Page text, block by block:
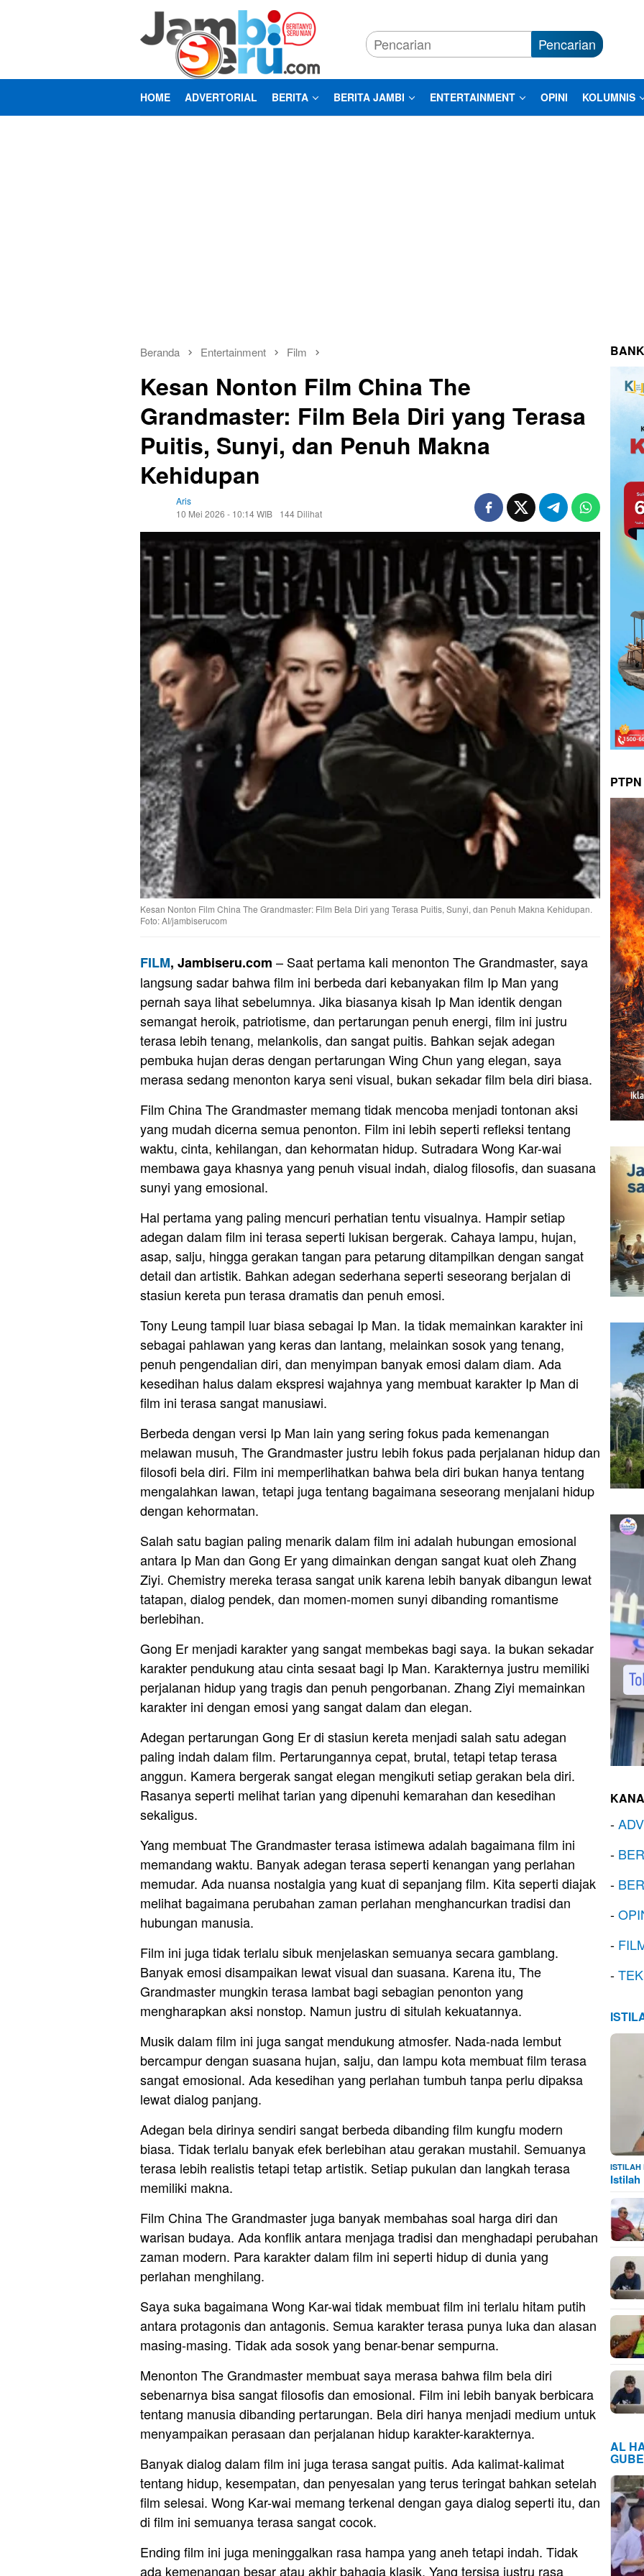
Pencarian
HOME ADVERTORIAL BERITA BERITA JAMBI ENTERTAINMENT OPINI KOLUMNIS
Beranda Entertainment Film
Kesan Nonton Film China The
Grandmaster: Film Bela Diri yang Terasa
Puitis, Sunyi, dan Penuh Makna
Kehidupan
Aris
10 Mei 2026 - 10:14 WIB
144 Dilihat
Kesan Nonton Film China The Grandmaster: Film Bela Diri yang Terasa Puitis, Sunyi, dan Penuh Makna Kehidupan.
Foto: AI/jambiserucom
FILM, Jambiseru.com – Saat pertama kali menonton The Grandmaster, saya
langsung sadar bahwa film ini berbeda dari kebanyakan film Ip Man yang
pernah saya lihat sebelumnya. Jika biasanya kisah Ip Man identik dengan
semangat heroik, patriotisme, dan pertarungan penuh energi, film ini justru
terasa lebih tenang, melankolis, dan sangat puitis. Bahkan sejak adegan
pembuka hujan deras dengan pertarungan Wing Chun yang elegan, saya
merasa sedang menonton karya seni visual, bukan sekadar film bela diri biasa.
Film China The Grandmaster memang tidak mencoba menjadi tontonan aksi
yang mudah dicerna semua penonton. Film ini lebih seperti refleksi tentang
waktu, cinta, kehilangan, dan kehormatan hidup. Sutradara Wong Kar-wai
membawa gaya khasnya yang penuh visual indah, dialog filosofis, dan suasana
sunyi yang emosional.
Hal pertama yang paling mencuri perhatian tentu visualnya. Hampir setiap
adegan dalam film ini terasa seperti lukisan bergerak. Cahaya lampu, hujan,
asap, salju, hingga gerakan tangan para petarung ditampilkan dengan sangat
detail dan artistik. Bahkan adegan sederhana seperti seseorang berjalan di
stasiun kereta pun terasa dramatis dan penuh emosi.
Tony Leung tampil luar biasa sebagai Ip Man. Ia tidak memainkan karakter ini
sebagai pahlawan yang keras dan lantang, melainkan sosok yang tenang,
penuh pengendalian diri, dan menyimpan banyak emosi dalam diam. Ada
kesedihan halus dalam ekspresi wajahnya yang membuat karakter Ip Man di
film ini terasa sangat manusiawi.
Berbeda dengan versi Ip Man lain yang sering fokus pada kemenangan
melawan musuh, The Grandmaster justru lebih fokus pada perjalanan hidup dan
filosofi bela diri. Film ini memperlihatkan bahwa bela diri bukan hanya tentang
mengalahkan lawan, tetapi juga tentang bagaimana seseorang menjalani hidup
dengan kehormatan.
Salah satu bagian paling menarik dalam film ini adalah hubungan emosional
antara Ip Man dan Gong Er yang dimainkan dengan sangat kuat oleh Zhang
Ziyi. Chemistry mereka terasa sangat unik karena lebih banyak dibangun lewat
tatapan, dialog pendek, dan momen-momen sunyi dibanding romantisme
berlebihan.
Gong Er menjadi karakter yang sangat membekas bagi saya. Ia bukan sekadar
karakter pendukung atau cinta sesaat bagi Ip Man. Karakternya justru memiliki
perjalanan hidup yang tragis dan penuh pengorbanan. Zhang Ziyi memainkan
karakter ini dengan emosi yang sangat dalam dan elegan.
Adegan pertarungan Gong Er di stasiun kereta menjadi salah satu adegan
paling indah dalam film. Pertarungannya cepat, brutal, tetapi tetap terasa
anggun. Kamera bergerak sangat elegan mengikuti setiap gerakan bela diri.
Rasanya seperti melihat tarian yang dipenuhi kemarahan dan kesedihan
sekaligus.
Yang membuat The Grandmaster terasa istimewa adalah bagaimana film ini
memandang waktu. Banyak adegan terasa seperti kenangan yang perlahan
memudar. Ada nuansa nostalgia yang kuat di sepanjang film. Kita seperti diajak
melihat bagaimana perubahan zaman perlahan menghancurkan tradisi dan
hubungan manusia.
Film ini juga tidak terlalu sibuk menjelaskan semuanya secara gamblang.
Banyak emosi disampaikan lewat visual dan suasana. Karena itu, The
Grandmaster mungkin terasa lambat bagi sebagian penonton yang
mengharapkan aksi nonstop. Namun justru di situlah kekuatannya.
Musik dalam film ini juga sangat mendukung atmosfer. Nada-nada lembut
bercampur dengan suasana hujan, salju, dan lampu kota membuat film terasa
sangat emosional. Ada kesedihan yang perlahan tumbuh tanpa perlu dipaksa
lewat dialog panjang.
Adegan bela dirinya sendiri sangat berbeda dibanding film kungfu modern
biasa. Tidak terlalu banyak efek berlebihan atau gerakan mustahil. Semuanya
terasa lebih realistis tetapi tetap artistik. Setiap pukulan dan langkah terasa
memiliki makna.
Film China The Grandmaster juga banyak membahas soal harga diri dan
warisan budaya. Ada konflik antara menjaga tradisi dan menghadapi perubahan
zaman modern. Para karakter dalam film ini seperti hidup di dunia yang
perlahan menghilang.
Saya suka bagaimana Wong Kar-wai tidak membuat film ini terlalu hitam putih
antara protagonis dan antagonis. Semua karakter terasa punya luka dan alasan
masing-masing. Tidak ada sosok yang benar-benar sempurna.
Menonton The Grandmaster membuat saya merasa bahwa film bela diri
sebenarnya bisa sangat filosofis dan emosional. Film ini lebih banyak berbicara
tentang manusia dibanding pertarungan. Bela diri hanya menjadi medium untuk
menyampaikan perasaan dan perjalanan hidup karakter-karakternya.
Banyak dialog dalam film ini juga terasa sangat puitis. Ada kalimat-kalimat
tentang hidup, kesempatan, dan penyesalan yang terus teringat bahkan setelah
film selesai. Wong Kar-wai memang terkenal dengan gaya dialog seperti itu, dan
di film ini semuanya terasa sangat cocok.
Ending film ini juga meninggalkan rasa hampa yang aneh tetapi indah. Tidak
ada kemenangan besar atau akhir bahagia klasik. Yang tersisa justru rasa
-
-
-
-
-
-
ISTILAH
Istilah
AL